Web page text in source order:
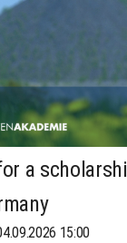
a
15:00